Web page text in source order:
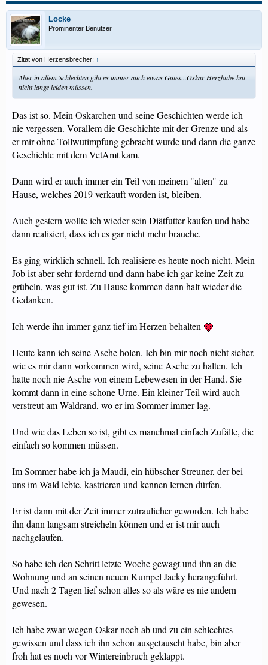
Locke
Prominenter Benutzer
Zitat von Herzensbrecher: ↑
Aber in allem Schlechten gibt es immer auch etwas Gutes...Oskar Herzbube hat
nicht lange leiden müssen.
Das ist so. Mein Oskarchen und seine Geschichten werde ich
nie vergessen. Vorallem die Geschichte mit der Grenze und als
er mir ohne Tollwutimpfung gebracht wurde und dann die ganze
Geschichte mit dem VetAmt kam.
Dann wird er auch immer ein Teil von meinem "alten" zu
Hause, welches 2019 verkauft worden ist, bleiben.
Auch gestern wollte ich wieder sein Diätfutter kaufen und habe
dann realisiert, dass ich es gar nicht mehr brauche.
Es ging wirklich schnell. Ich realisiere es heute noch nicht. Mein
Job ist aber sehr fordernd und dann habe ich gar keine Zeit zu
grübeln, was gut ist. Zu Hause kommen dann halt wieder die
Gedanken.
Ich werde ihn immer ganz tief im Herzen behalten
Heute kann ich seine Asche holen. Ich bin mir noch nicht sicher,
wie es mir dann vorkommen wird, seine Asche zu halten. Ich
hatte noch nie Asche von einem Lebewesen in der Hand. Sie
kommt dann in eine schone Urne. Ein kleiner Teil wird auch
verstreut am Waldrand, wo er im Sommer immer lag.
Und wie das Leben so ist, gibt es manchmal einfach Zufälle, die
einfach so kommen müssen.
Im Sommer habe ich ja Maudi, ein hübscher Streuner, der bei
uns im Wald lebte, kastrieren und kennen lernen dürfen.
Er ist dann mit der Zeit immer zutraulicher geworden. Ich habe
ihn dann langsam streicheln können und er ist mir auch
nachgelaufen.
So habe ich den Schritt letzte Woche gewagt und ihn an die
Wohnung und an seinen neuen Kumpel Jacky herangeführt.
Und nach 2 Tagen lief schon alles so als wäre es nie andern
gewesen.
Ich habe zwar wegen Oskar noch ab und zu ein schlechtes
gewissen und dass ich ihn schon ausgetauscht habe, bin aber
froh hat es noch vor Wintereinbruch geklappt.